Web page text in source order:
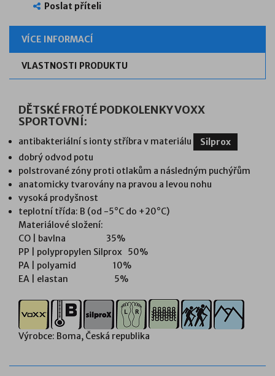
Poslat příteli
VÍCE INFORMACÍ
VLASTNOSTI PRODUKTU
DĚTSKÉ FROTÉ PODKOLENKY VOXX
SPORTOVNÍ:
antibakteriální s ionty stříbra v materiálu
Silprox
dobrý odvod potu
polstrované zóny proti otlakům a následným puchýřům
anatomicky tvarovány na pravou a levou nohu
vysoká prodyšnost
teplotní třída: B (od -5°C do +20°C)
Materiálové složení:
CO | bavlna 35%
PP | polypropylen Silprox 50%
PA | polyamid 10%
EA | elastan 5%
Výrobce: Boma, Česká republika